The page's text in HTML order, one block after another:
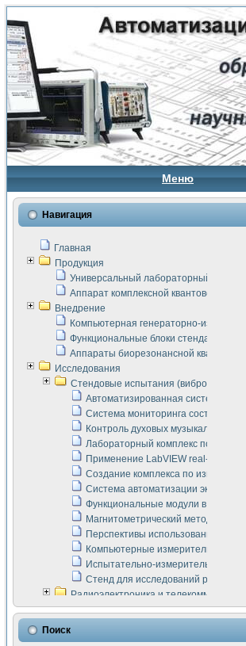
Меню
Навигация
Главная
Продукция
Универсальный лабораторный стенд
Аппарат комплексной квантовой
Внедрение
Компьютерная генераторно-
Функциональные блоки стенда
Аппараты биорезонансной квантовой
Исследования
Стендовые испытания
Автоматизированная система
Система мониторинга состояния
Контроль духовых музыкальных
Лабораторный комплекс по
Применение LabVIEW real-time
Создание комплекса по
Система автоматизации
Функциональные модули в
Магнитометрический метод в
Перспективы использования
Компьютерные измерительные
Испытательно-измерительный
Стенд для исследований рабочих
Радиоэлектроника и телекоммуникации
LabVIEW в расчетах радиолиний
Аппаратно-программный
Виртуальный лабораторный
Поиск